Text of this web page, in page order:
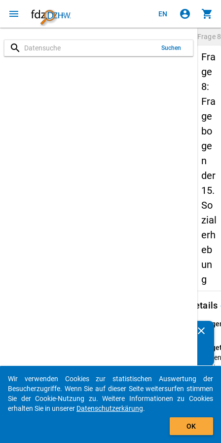
menu EN account_circle shopping_cart
search Suchen
Frage 8
Fra
ge
8:
Fra
ge
bo
ge
n
der
15.
So
zial
erh
eb
un
g
Details
8
das
oder
clear
auto_stories
add_shopping_cart
Wir verwenden Cookies zur statistischen Auswertung der
Besucherzugriffe. Wenn Sie auf dieser Seite weitersurfen stimmen
Sie der Cookie-Nutzung zu. Weitere Informationen zu Cookies
erhalten Sie in unserer Datenschutzerkärung.
OK